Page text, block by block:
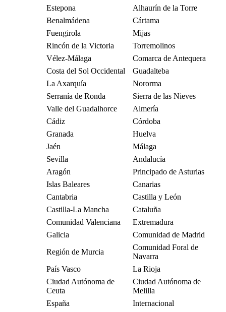
Estepona
Alhaurín de la Torre
Benalmádena
Cártama
Fuengirola
Mijas
Rincón de la Victoria
Torremolinos
Vélez-Málaga
Comarca de Antequera
Costa del Sol Occidental
Guadalteba
La Axarquía
Nororma
Serranía de Ronda
Sierra de las Nieves
Valle del Guadalhorce
Almería
Cádiz
Córdoba
Granada
Huelva
Jaén
Málaga
Sevilla
Andalucía
Aragón
Principado de Asturias
Islas Baleares
Canarias
Cantabria
Castilla y León
Castilla-La Mancha
Cataluña
Comunidad Valenciana
Extremadura
Galicia
Comunidad de Madrid
Región de Murcia
Comunidad Foral de
Navarra
País Vasco
La Rioja
Ciudad Autónoma de
Ceuta
Ciudad Autónoma de
Melilla
España
Internacional